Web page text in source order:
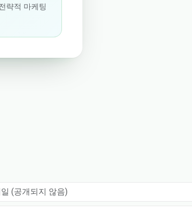
략적 마케팅
(공개되지 않음)